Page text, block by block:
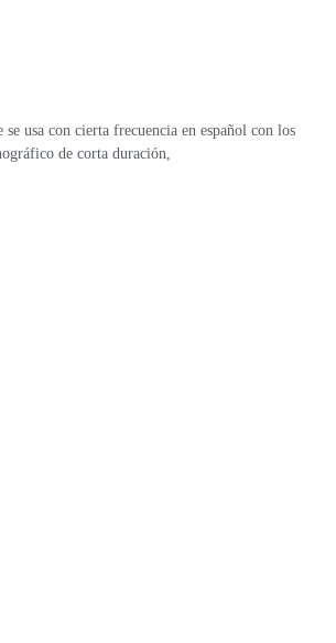
usa con cierta frecuencia en español con los
de corta duración,